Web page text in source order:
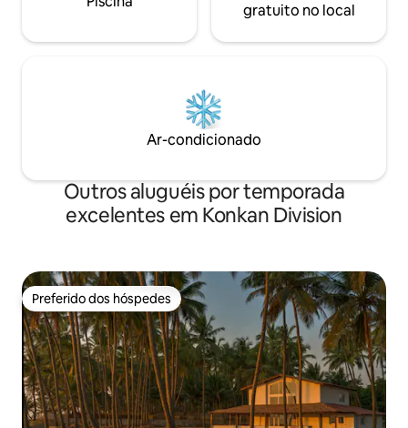
gratuito no local
Ar-condicionado
Outros aluguéis por temporada
excelentes em Konkan Division
Preferido dos hóspedes
Preferido dos hóspedes